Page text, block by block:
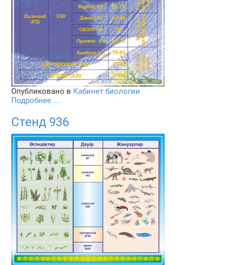
Опубликовано в Кабинет биологии
Подробнее ...
Стенд 936